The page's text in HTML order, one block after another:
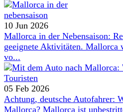
10 Jun 2026
Mallorca in der Nebensaison:
geeignete Aktivitäten. Mallorca
vo...
05 Feb 2026
Achtung, deutsche Autofahrer:
Mallorca? Mallorca ist